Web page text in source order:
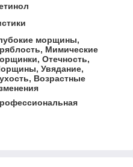
морщины,
Мимические
Отечность,
Увядание,
Возрастные